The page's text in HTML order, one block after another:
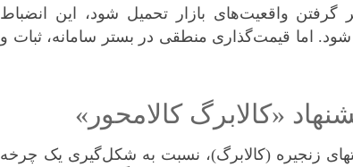
واقعیت‌های بازار تحمیل شود، این انضباط
اما قیمت‌گذاری منطقی در بستر سامانه، ثبات و
«کالابرگ کالامحور»
زنجیره (کالابرگ)، نسبت به شکل‌گیری یک چرخه